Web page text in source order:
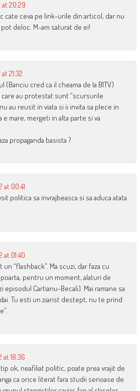
at 20:29
cate ceva pe link-urile din articol, dar nu
pot deloc. M-am saturat de ei!
21:32
(Banciu cred ca il cheama de la B1TV)
care au protestat sunt “scursurile
au reusit in viata si ii invita sa plece in
e mare, mergeti in alta parte si va
propaganda basista ?
at 00:41
politica sa invrajbeasca si sa aduca atata
at 01:40
“flashback”. Ma scuzi, dar faza cu
pentru un moment, alaturi de
episodul Cartianu-Becali). Mai ramane sa
Tu esti un ziarist destept, nu te prind
at 18:36
ok, neafiliat politic, poate prea vrajit de
ca orice literat fara studii serioase de